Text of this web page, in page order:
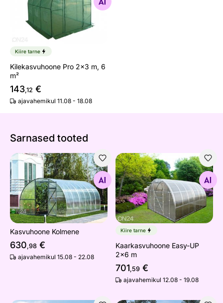
Otsi sarnaseid
Kiire tarne
Kilekasvuhoone Pro 2x3 m, 6
m²
143,12 €
ajavahemikul 11.08 - 18.08
Sarnased tooted
Kasvuhoone Kolmene
Otsi sarnaseid
Kasvuhoone Kolmene
630,98 €
ajavahemikul 15.08 - 22.08
Kaarkasvuhoone Easy-UP
Otsi sarnaseid
Kiire tarne
Kaarkasvuhoone Easy-UP
2x6 m
701,59 €
ajavahemikul 12.08 - 19.08